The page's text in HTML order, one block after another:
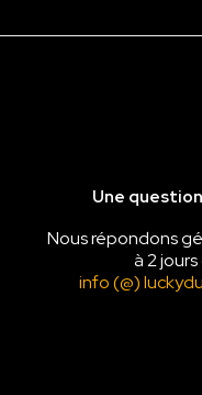
Une question
Nous répondons
à 2
info (@)